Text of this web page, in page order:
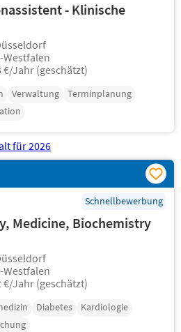
- Klinische
€/Jahr (geschätzt)
Verwaltung
Terminplanung
Schnellbewerbung
Medicine, Biochemistry
€/Jahr (geschätzt)
Diabetes
Kardiologie